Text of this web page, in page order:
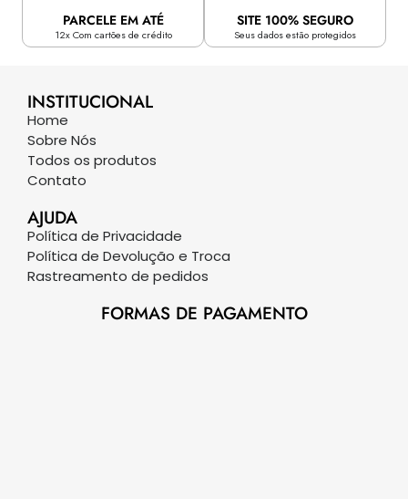
PARCELE EM ATÉ
12x Com cartões de crédito
SITE 100% SEGURO
Seus dados estão protegidos
INSTITUCIONAL
Home
Sobre Nós
Todos os produtos
Contato
AJUDA
Política de Privacidade
Política de Devolução e Troca
Rastreamento de pedidos
FORMAS DE PAGAMENTO